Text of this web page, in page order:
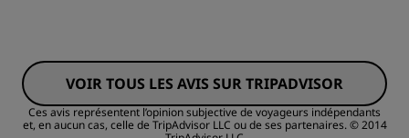
Qualité/prix
VOIR TOUS LES AVIS SUR TRIPADVISOR
Ces avis représentent l’opinion subjective de voyageurs indépendants
et, en aucun cas, celle de TripAdvisor LLC ou de ses partenaires. © 2014